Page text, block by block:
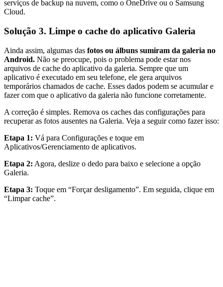
serviços de backup na nuvem, como o OneDrive ou o Samsung
Cloud.
Solução 3. Limpe o cache do aplicativo Galeria
Ainda assim, algumas das fotos ou álbuns sumiram da galeria no
Android. Não se preocupe, pois o problema pode estar nos
arquivos de cache do aplicativo da galeria. Sempre que um
aplicativo é executado em seu telefone, ele gera arquivos
temporários chamados de cache. Esses dados podem se acumular e
fazer com que o aplicativo da galeria não funcione corretamente.
A correção é simples. Remova os caches das configurações para
recuperar as fotos ausentes na Galeria. Veja a seguir como fazer isso:
Etapa 1: Vá para Configurações e toque em
Aplicativos/Gerenciamento de aplicativos.
Etapa 2: Agora, deslize o dedo para baixo e selecione a opção
Galeria.
Etapa 3: Toque em “Forçar desligamento”. Em seguida, clique em
“Limpar cache”.